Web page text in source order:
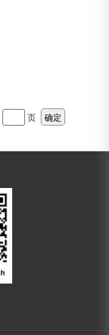
页 确定